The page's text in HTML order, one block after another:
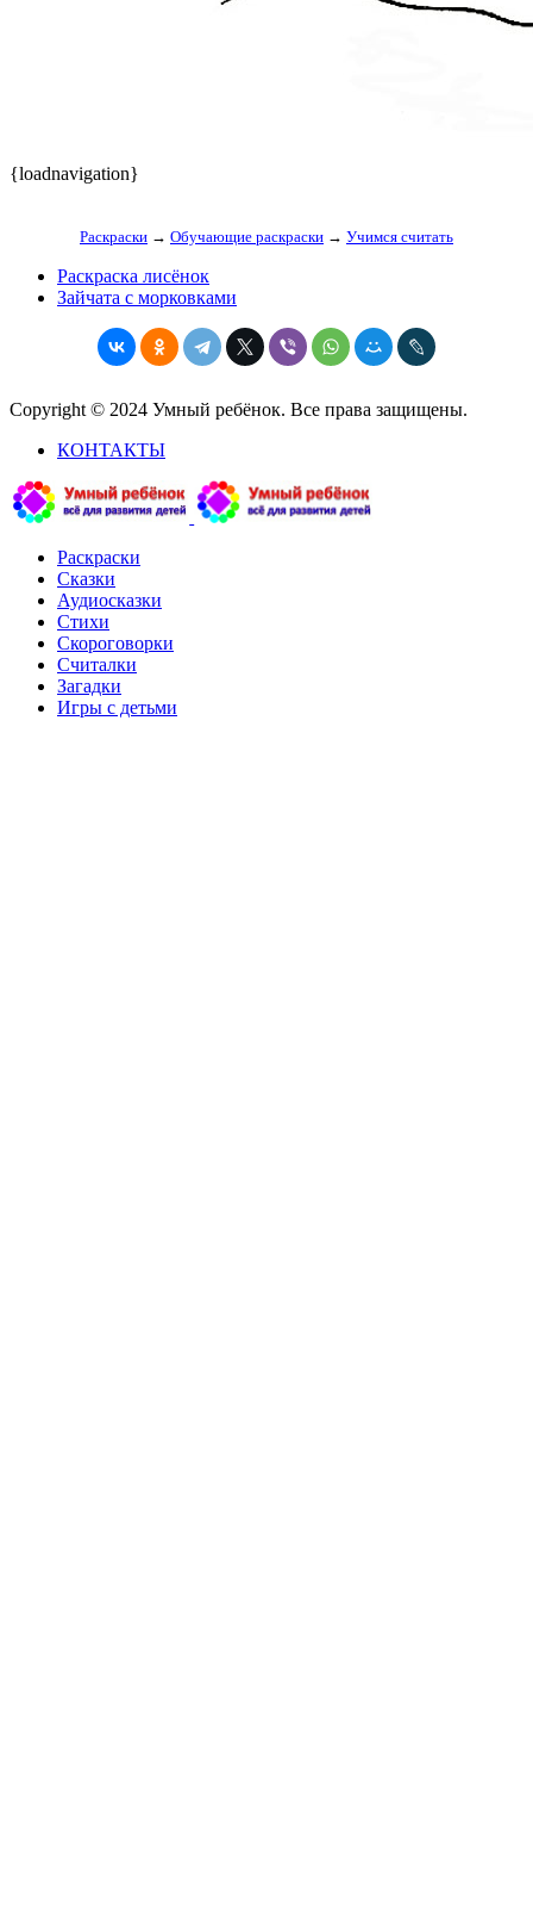
{loadnavigation}
Раскраски → Обучающие раскраски → Учимся считать
Раскраска лисёнок
Зайчата с морковками
Copyright © 2024 Умный ребёнок. Все права защищены.
КОНТАКТЫ
Раскраски
Сказки
Аудиосказки
Стихи
Скороговорки
Считалки
Загадки
Игры с детьми